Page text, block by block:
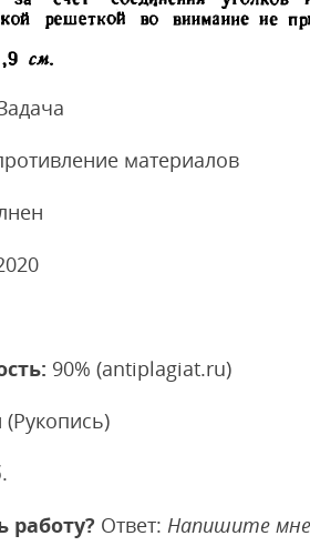
материалов
90% (antiplagiat.ru)
(Рукопись)
работу? Ответ: Напишите